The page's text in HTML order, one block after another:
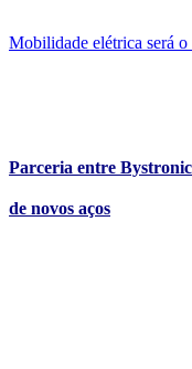
Mobilidade elétrica será
Parceria entre
de novos aços